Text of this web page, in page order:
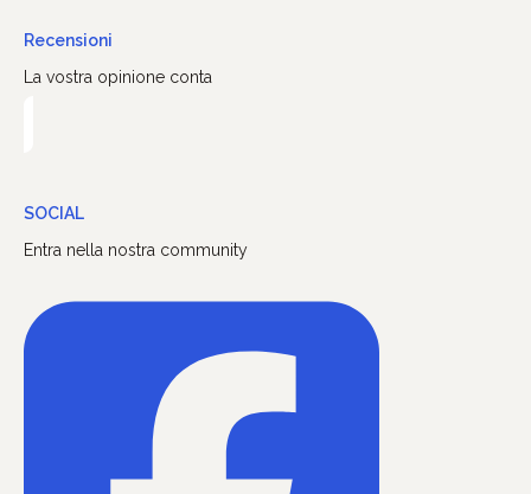
Recensioni
La vostra opinione conta
SOCIAL
Entra nella nostra community